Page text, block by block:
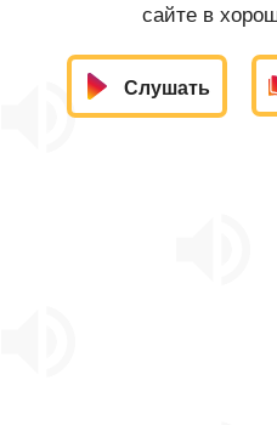
сайте в
Слушать